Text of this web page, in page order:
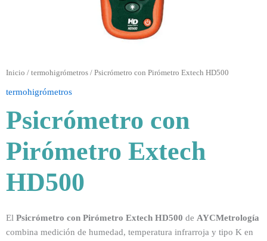
Inicio / termohigrómetros / Psicrómetro con Pirómetro Extech HD500
termohigrómetros
Psicrómetro con
Pirómetro Extech
HD500
El Psicrómetro con Pirómetro Extech HD500 de AYCMetrología
combina medición de humedad, temperatura infrarroja y tipo K en